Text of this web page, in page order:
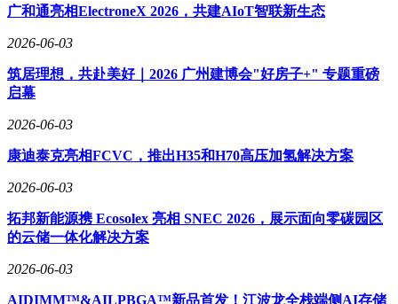
广和通亮相ElectroneX 2026，共建AIoT智联新生态
2026-06-03
筑居理想，共赴美好｜2026 广州建博会"好房子+" 专题重磅
启幕
2026-06-03
康迪泰克亮相FCVC，推出H35和H70高压加氢解决方案
2026-06-03
拓邦新能源携 Ecosolex 亮相 SNEC 2026，展示面向零碳园区
的云储一体化解决方案
2026-06-03
AIDIMM™&AILPBGA™新品首发！江波龙全栈端侧AI存储